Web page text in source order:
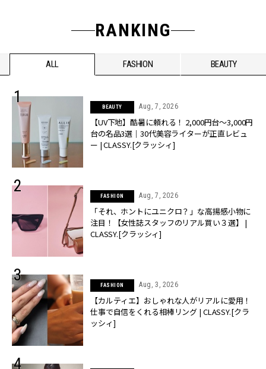
RANKING
ALL FASHION BEAUTY
BEAUTY Aug, 7, 2026
【UV下地】酷暑に頼れる！ 2,000円台〜3,000円
台の名品3選｜30代美容ライターが正直レビュ
ー | CLASSY.[クラッシィ]
FASHION Aug, 7, 2026
「それ、ホントにユニクロ？」な高揚感小物に
注目！【女性誌スタッフのリアル買い３選】 |
CLASSY.[クラッシィ]
FASHION Aug, 3, 2026
【カルティエ】おしゃれな人がリアルに愛用！
仕事で自信をくれる相棒リング | CLASSY.[クラ
ッシィ]